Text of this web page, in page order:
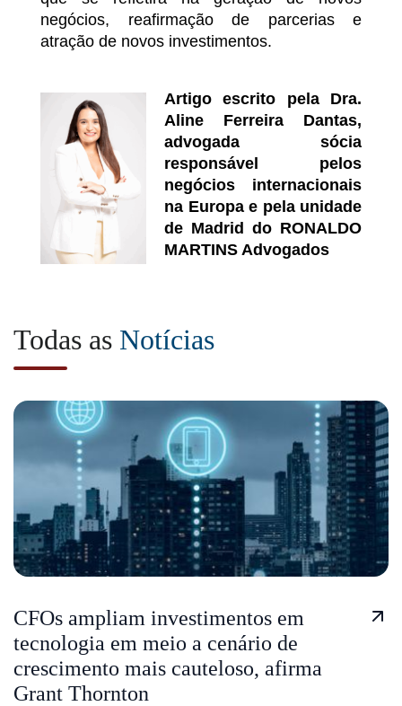
negócios, reafirmação de parcerias e
atração de novos investimentos.
Artigo escrito pela Dra.
Aline Ferreira Dantas,
advogada sócia
responsável pelos
negócios internacionais
na Europa e pela unidade
de Madrid do RONALDO
MARTINS Advogados
Todas as Notícias
CFOs ampliam investimentos em
tecnologia em meio a cenário de
crescimento mais cauteloso, afirma
Grant Thornton